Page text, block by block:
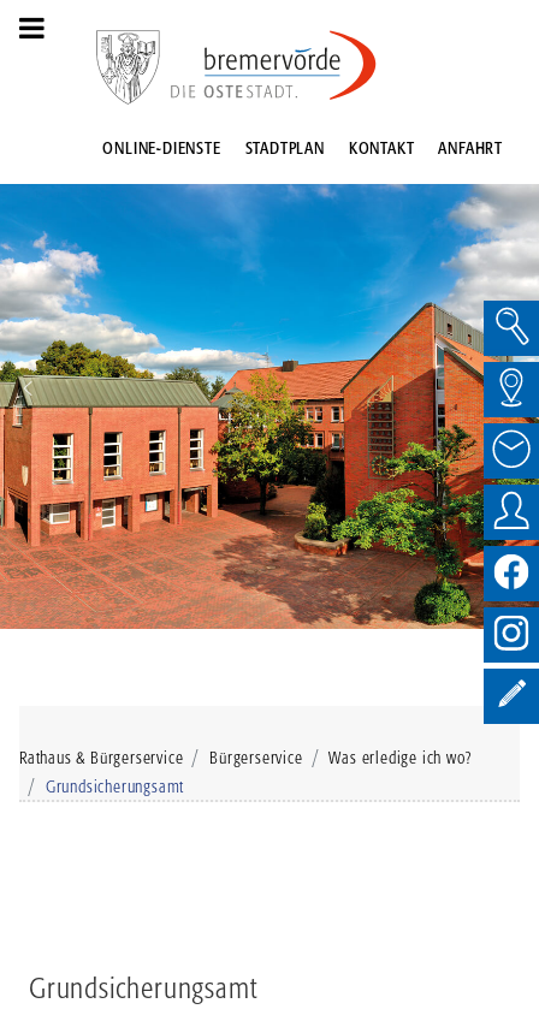
ONLINE-DIENSTE STADTPLAN KONTAKT ANFAHRT
Rathaus & Bürgerservice Bürgerservice
Was erledige ich wo?
Grundsicherungsamt
Grundsicherungsamt